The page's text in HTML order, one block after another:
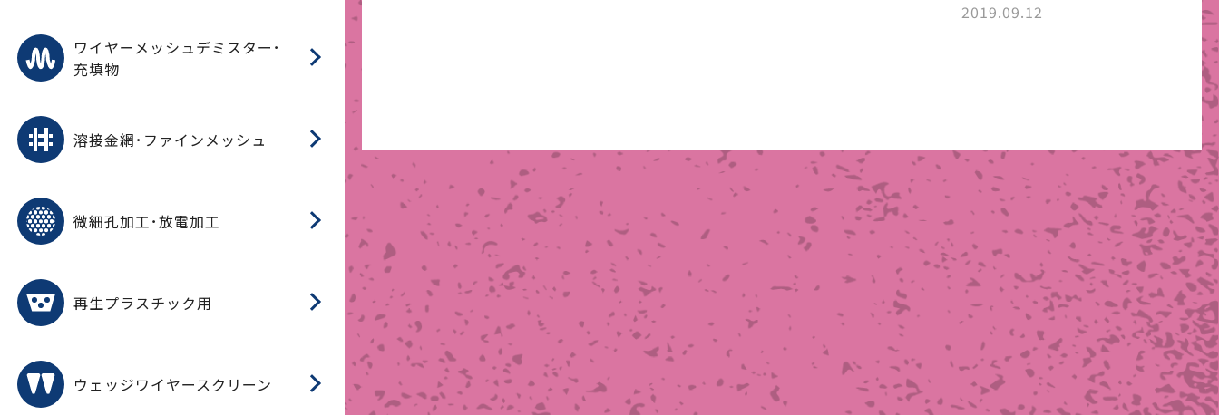
ワイヤーメッシュデミスター･
充填物
溶接金網･ファインメッシュ
微細孔加工･放電加工
電子ビームドリル加工
EBD電子ビームドリル加工
参考データ
多軸同時・微細ドリリング・
ルーター・ザグリ加工(金型レ
ス)
レーザースクリーン
再生プラスチック用
再生プラスチック用レーザー
フィルター
造粒機用消耗部品
粉砕機用消耗部品
ウェッジワイヤースクリーン
2019.09.12